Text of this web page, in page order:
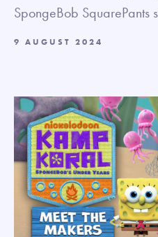
SpongeBob SquarePants
9 AUGUST 2024